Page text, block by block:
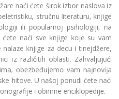
naći ćete širok izbor naslova iz
stručnu literaturu, knjige
ili popularnoj psihologiji, na
naći sve knjige koje su vam
knjige za decu i tinejdžere,
iz različitih oblasti. Zahvaljujući
obezbeđujemo vam najnovija
hitove. U našoj ponudi ćete naći
i obimne enciklopedije.